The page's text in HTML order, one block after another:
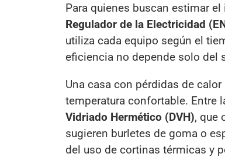
Para quienes buscan estimar
Regulador de la Electricidad
utiliza cada equipo según el
eficiencia no depende solo del
Una casa con pérdidas de
temperatura confortable. Entre
Vidriado Hermético (DVH), que
sugieren burletes de goma o
del uso de cortinas térmicas y